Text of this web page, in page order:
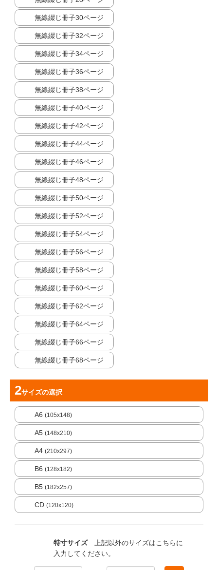
無線綴じ冊子30ページ
無線綴じ冊子32ページ
無線綴じ冊子34ページ
無線綴じ冊子36ページ
無線綴じ冊子38ページ
無線綴じ冊子40ページ
無線綴じ冊子42ページ
無線綴じ冊子44ページ
無線綴じ冊子46ページ
無線綴じ冊子48ページ
無線綴じ冊子50ページ
無線綴じ冊子52ページ
無線綴じ冊子54ページ
無線綴じ冊子56ページ
無線綴じ冊子58ページ
無線綴じ冊子60ページ
無線綴じ冊子62ページ
無線綴じ冊子64ページ
無線綴じ冊子66ページ
無線綴じ冊子68ページ
サイズの選択
A6 (105x148)
A5 (148x210)
A4 (210x297)
B6 (128x182)
B5 (182x257)
CD (120x120)
特寸サイズ上記以外のサイズはこちらに
入力してください。